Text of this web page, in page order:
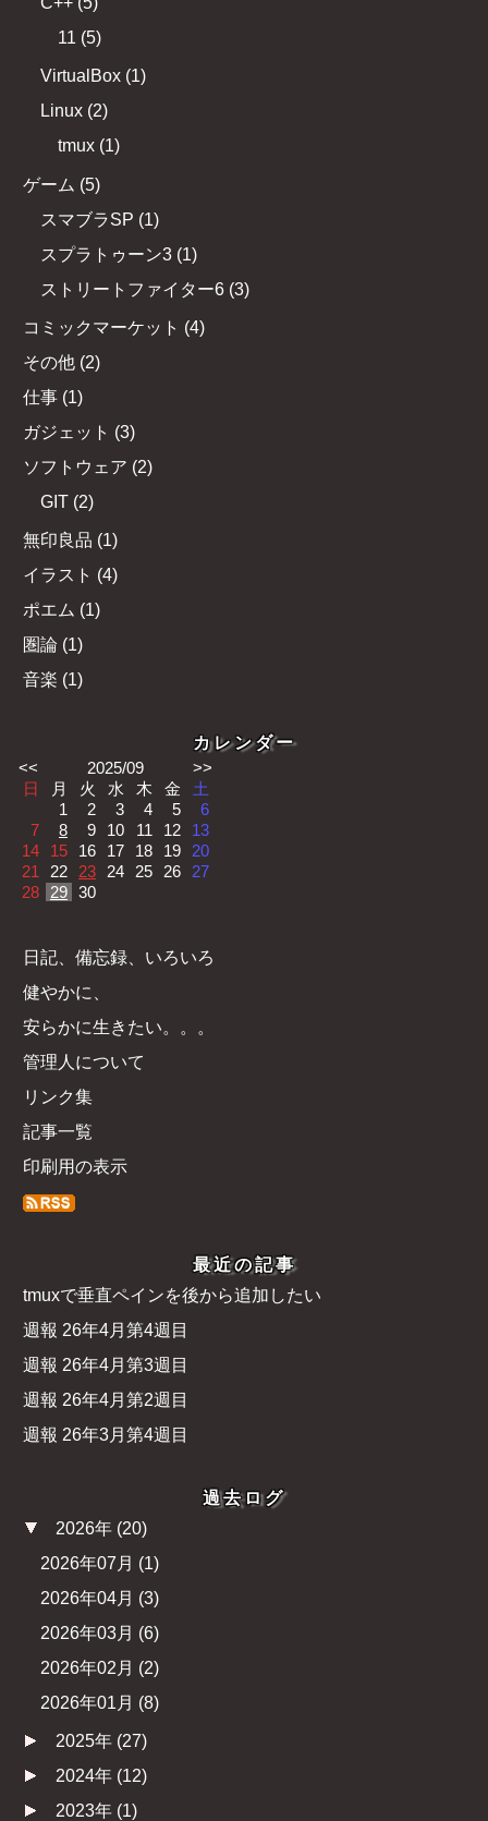
11 (5)
VirtualBox (1)
Linux (2)
tmux (1)
ゲーム (5)
スマブラSP (1)
スプラトゥーン3 (1)
ストリートファイター6 (3)
コミックマーケット (4)
その他 (2)
仕事 (1)
ガジェット (3)
ソフトウェア (2)
GIT (2)
無印良品 (1)
イラスト (4)
ポエム (1)
圏論 (1)
音楽 (1)
カレンダー
<<
2025/09
>>
日
月 火 水 木 金
土
1
2 3 4 5
6
7
8 9 10 11 12
13
14
15 16 17 18 19
20
21
22 23 24 25 26
27
28
29 30
日記、備忘録、いろいろ
健やかに、
安らかに生きたい。。。
管理人について
リンク集
記事一覧
印刷用の表示
最近の記事
tmuxで垂直ペインを後から追加したい
週報 26年4月第4週目
週報 26年4月第3週目
週報 26年4月第2週目
週報 26年3月第4週目
過去ログ
2026年 (20)
2026年07月 (1)
2026年04月 (3)
2026年03月 (6)
2026年02月 (2)
2026年01月 (8)
2025年 (27)
2024年 (12)
2023年 (1)